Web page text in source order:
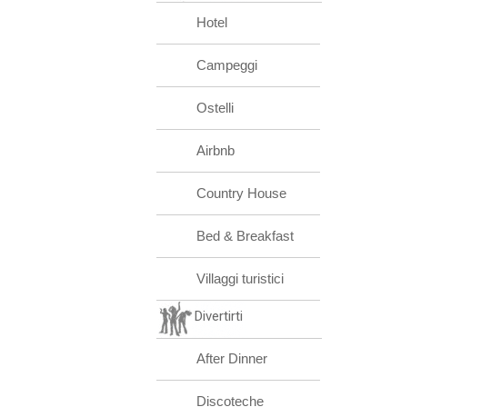
Hotel
Campeggi
Ostelli
Airbnb
Country House
Bed & Breakfast
Villaggi turistici
Divertirti
After Dinner
Discoteche